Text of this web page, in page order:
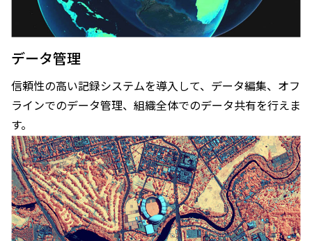
データ管理
信頼性の高い記録システムを導入して、データ編集、オフ
ラインでのデータ管理、組織全体でのデータ共有を行えま
す。